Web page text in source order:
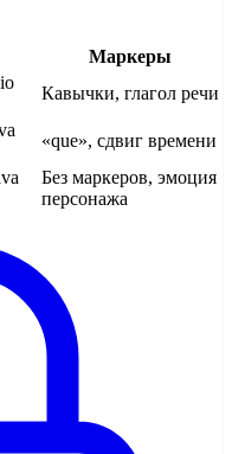
Маркеры
Кавычки, глагол речи
«que», сдвиг времени
Без маркеров, эмоция
персонажа